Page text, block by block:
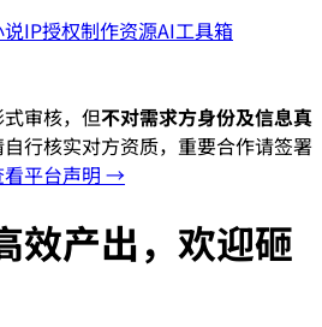
IP授权制作资源AI工具箱
审核，但不对需求方身份及信息真
行核实对方资质，重要合作请签署
看平台声明 →
效产出，欢迎砸